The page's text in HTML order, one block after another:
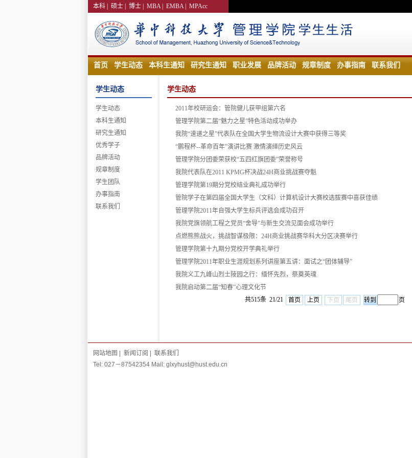
本科 硕士 博士 MBA| EMBA| MPAcc
首页 学生动态 本科生通知 研究生通知 职业发展 品牌活动 规章制度 办事指南 联系我们
学生动态
学生动态
本科生通知
研究生通知
优秀学子
品牌活动
规章制度
学生团队
办事指南
联系我们
学生动态
2011年校研运会：管院健儿获甲组第六名
管理学院第二届“魅力之星”特色活动成功举办
我院“速递之星”代表队在全国大学生物流设计大赛中获得三等奖
“鹏程杯--革命百年”演讲比赛 激情演绎历史风云
管理学院分团委荣获校“五四红旗团委”荣誉称号
我院代表队在2011 KPMG杯决战24H商业挑战赛夺魁
管理学院第19期分党校结业典礼成功举行
管院学子在第四届全国大学生（文科）计算机设计大赛校选拔赛中喜获佳绩
管理学院2011年自强大学生标兵评选会成功召开
我院党旗领航工程之党员“舍导”与新生交流见面会成功举行
点燃熊熊战火，挑战智谋极限：24H商业挑战赛华科大分区决赛举行
管理学院第十九期分党校开学典礼举行
管理学院2011年职业生涯规划系列讲座第五讲：面试之“团体辅导”
我院义工九峰山烈士陵园之行：缅怀先烈，祭奠英魂
我院启动第二届“知春”心理文化节
共515条 21/21
首页 上页 下页 尾页 页
网站地图 新闻订阅
联系我们
Tel: 027－87542354 Mail: glxyhust@hust.edu.cn